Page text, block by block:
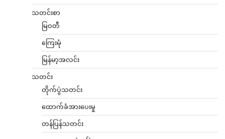
သတင်းစာ
မြဝတီ
ကြေးမုံ
မြန်မာ့အလင်း
သတင်း
တိုက်ပွဲသတင်း
ထောက်ခံအားပေးမှု
တန်ပြန်သတင်း